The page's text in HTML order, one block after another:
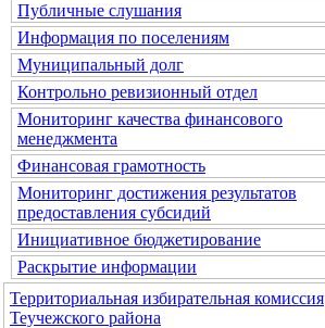
Публичные слушания
Информация по поселениям
Муниципальный долг
Контрольно ревизионный отдел
Мониторинг качества финансового
менеджмента
Финансовая грамотность
Мониторинг достижения результатов
предоставления субсидий
Инициативное бюджетирование
Раскрытие информации
Территориальная избирательная комиссия
Теучежского района